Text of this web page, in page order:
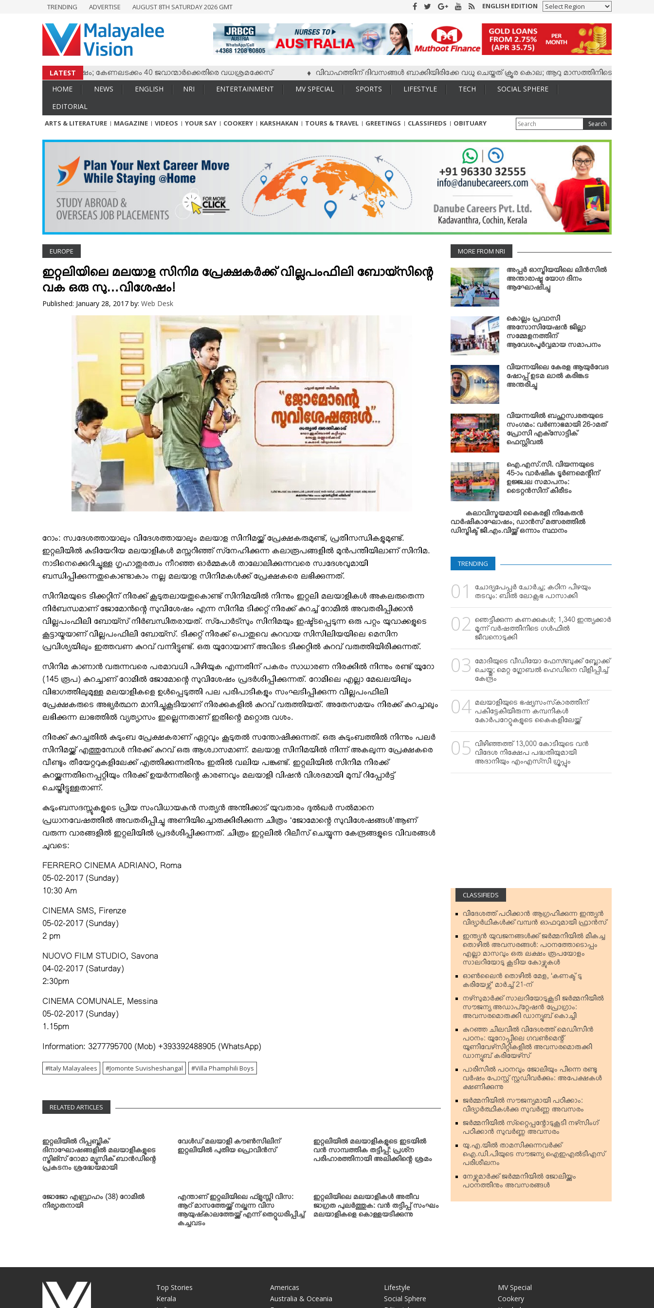
ENTERTAINMENT
TECH & AUTO
ARTS & LITERATURE
TOURS & TRAVEL
TRENDING ADVERTISE AUGUST 8TH SATURDAY 2026 GMT ENGLISH EDITION
LATEST
സംഘര്‍ഷം; കേണലടക്കം 40 ജവാന്മാര്‍ക്കെതിരെ വധശ്രമക്കേസ് വിവാഹത്തിന് ദിവസങ്ങള്‍ ബാക്കിയിരിക്കേ വധു ചെയ്തത് ക്രൂര കൊല; ആറു മാസത്തിനിടെ കാമുകനുമായി
HOME NEWS ENGLISH NRI ENTERTAINMENT MV SPECIAL SPORTS LIFESTYLE TECH
SOCIAL SPHERE
EDITORIAL
ARTS & LITERATURE MAGAZINE VIDEOS YOUR SAY COOKERY KARSHAKAN TOURS & TRAVEL GREETINGS CLASSIFIEDS OBITUARY Search
EUROPE
ഇറ്റലിയിലെ മലയാള സിനിമ പ്രേക്ഷകര്‍ക്ക് വില്ലപംഫിലി ബോയ്‌സിന്റെ
വക ഒരു സു…വിശേഷം!
Published: January 28, 2017 by: Web Desk
റോം: സ്വദേശത്തായാലും വിദേശത്തായാലും മലയാള സിനിമയ്ക്ക് പ്രേക്ഷകരുമുണ്ട്, പ്രതിസന്ധികളുമുണ്ട്.
ഇറ്റലിയില്‍ കുടിയേറിയ മലയാളികള്‍ മസ്സറിഞ്ഞ് സ്‌നേഹിക്കുന്ന കലാരൂപങ്ങളില്‍ മുന്‍പന്തിയിലാണ് സിനിമ.
നാടിനെക്കെുറിച്ചുള്ള ഗൃഹാതുരത്വം നീറഞ്ഞ ഓര്‍മ്മകള്‍ താലോലിക്കുന്നവരെ സ്വദേശവുമായി
ബന്ധിപ്പിക്കുന്നതുകൊണ്ടാകാം നല്ല മലയാള സിനിമകള്‍ക്ക് പ്രേക്ഷകരെ ലഭിക്കുന്നത്.
സിനിമയുടെ ടിക്കറ്റിന് നിരക്ക് കൂടുതലായതുകൊണ്ട് സിനിമയില്‍ നിന്നും ഇറ്റലി മലയാളികള്‍ അകലരുതെന്ന
നിര്‍ബന്ധമാണ് ജോമോന്‍ന്റെ സുവിശേഷം എന്ന സിനിമ ടിക്കറ്റ് നിരക്ക് കുറച്ച് റോമില്‍ അവതരിപ്പിക്കാന്‍
വില്ലപംഫിലി ബോയ്‌സ് നിര്‍ബന്ധിതരായത്. സ്‌പോര്‍ട്‌സും സിനിമയും ഇഷ്ട്ടപ്പെടുന്ന ഒരു പറ്റം യുവാക്കളുടെ
കൂട്ടായ്മയാണ് വില്ലപംഫിലി ബോയ്‌സ്. ടിക്കറ്റ് നിരക്ക് പൊതുവെ കുറവായ സിസിലിയയിലെ മെസിന
പ്രവിശ്യയിലും ഇത്തവണ കുറവ് വന്നിട്ടുണ്ട്. ഒരു യൂറോയാണ് അവിടെ ടിക്കറ്റില്‍ കുറവ് വരുത്തിയിരിക്കുന്നത്.
സിനിമ കാണാന്‍ വരുന്നവരെ പരമാവധി പിഴിയുക എന്നതിന് പകരം സാധാരണ നിരക്കില്‍ നിന്നും രണ്ട് യൂറോ
(145 രൂപ) കുറച്ചാണ് റോമില്‍ ജോമോന്റെ സുവിശേഷം പ്രദര്‍ശിപ്പിക്കുന്നത്. റോമിലെ എല്ലാ മേഖലയിലും
വിഭാഗത്തിലുമുള്ള മലയാളികളെ ഉള്‍പ്പെടുത്തി പല പരിപാടികളും സംഘടിപ്പിക്കുന്ന വില്ലപംഫിലി
പ്രേക്ഷകരുടെ അഭ്യര്‍ത്ഥന മാനിച്ചുകൂടിയാണ് നിരക്കുകളില്‍ കുറവ് വരുത്തിയത്. അതേസമയം നിരക്ക് കുറച്ചാലും
ലഭിക്കുന്ന ലാഭത്തില്‍ വ്യത്യാസം ഇല്ലെന്നതാണ് ഇതിന്റെ മറ്റൊരു വശം.
നിരക്ക് കുറച്ചതില്‍ കുടുംബ പ്രേക്ഷകരാണ് ഏറ്റവും കൂടുതല്‍ സന്തോഷിക്കുന്നത്. ഒരു കുടുംബത്തില്‍ നിന്നും പലര്‍
സിനിമയ്ക്ക് എത്തുമ്പോള്‍ നിരക്ക് കുറവ് ഒരു ആശ്വാസമാണ്. മലയാള സിനിമയില്‍ നിന്ന് അകലുന്ന പ്രേക്ഷകരെ
വീണ്ടും തീയേറ്ററുകളിലേക്ക് എത്തിക്കുന്നതിനും ഇതില്‍ വലിയ പങ്കുണ്ട്. ഇറ്റലിയില്‍ സിനിമ നിരക്ക്
കുറയ്ക്കുന്നതിനെപ്പറ്റിയും നിരക്ക് ഉയര്‍ന്നതിന്റെ കാരണവും മലയാളി വിഷന്‍ വിശദമായി മുമ്പ് റിപ്പോര്‍ട്ട്
ചെയ്തിട്ടുള്ളതാണ്.
കുടുംബസദസ്സുകളുടെ പ്രിയ സംവിധായകന്‍ സത്യന്‍ അന്തിക്കാട് യുവതാരം ദുല്‍ഖര്‍ സല്‍മാനെ
പ്രധാനവേഷത്തില്‍ അവതരിപ്പിച്ചു അണിയിച്ചൊരുക്കിരിക്കുന്ന ചിത്രം ‘ജോമോന്റെ സുവിശേഷങ്ങള്‍’ആണ്
വരുന്ന വാരങ്ങളില്‍ ഇറ്റലിയില്‍ പ്രദര്‍ശിപ്പിക്കുന്നത്. ചിത്രം ഇറ്റലില്‍ റിലീസ് ചെയ്യുന്ന കേന്ദ്രങ്ങളുടെ വിവരങ്ങള്‍
ചുവടെ:
FERRERO CINEMA ADRIANO, Roma
05-02-2017 (Sunday)
10:30 Am
CINEMA SMS, Firenze
05-02-2017 (Sunday)
2 pm
NUOVO FILM STUDIO, Savona
04-02-2017 (Saturday)
2:30pm
CINEMA COMUNALE, Messina
05-02-2017 (Sunday)
1.15pm
Information: 3277795700 (Mob) +393392488905 (WhatsApp)
Italy Malayalees Jomonte Suvisheshangal Villa Phamphili Boys
RELATED ARTICLES
ഇറ്റലിയില്‍ റിപ്പബ്ലിക്
ദിനാഘോഷങ്ങളില്‍ മലയാളികളുടെ
സ്ട്രിങ്‌സ് റോമാ മ്യൂസിക് ബാന്‍ഡിന്റെ
പ്രകടനം ശ്രദ്ധേയമായി
വേള്‍ഡ് മലയാളി കൗണ്‍സിലിന്
ഇറ്റലിയില്‍ പുതിയ പ്രൊവിന്‍സ്
ഇറ്റലിയില്‍ മലയാളികളുടെ ഇടയില്‍
വന്‍ സാമ്പത്തിക തട്ടിപ്പ്: പ്രശ്‌ന
പരിഹാരത്തിനായി അലിക്കിന്റെ ശ്രമം
ജോജോ എബ്രാഹം (38) റോമില്‍
നിര്യാതനായി
എന്താണ് ഇറ്റലിയിലെ ഫ്‌ളുസ്സി വിസ:
ആറ് മാസത്തേയ്ക്ക് നല്കുന്ന വിസ
ആയുഷ്‌കാലത്തേയ്ക്ക് എന്ന് തെറ്റുധരിപ്പിച്ച്
കച്ചവടം
ഇറ്റലിയിലെ മലയാളികള്‍ അതീവ
ജാഗ്രത പുലര്‍ത്തുക: വന്‍ തട്ടിപ്പ് സംഘം
മലയാളികളെ കൊള്ളയടിക്കുന്നു
MORE FROM NRI
അപ്പര്‍ ഓസ്ട്രിയയിലെ ലിന്‍സില്‍
അന്താരാഷ്ട്ര യോഗ ദിനം
ആഘോഷിച്ചു
കൊല്ലം പ്രവാസി
അസോസിയേഷന്‍ ജില്ലാ
സമ്മേളനത്തിന്
ആവേശപൂര്‍വ്വമായ സമാപനം
വിയന്നയിലെ കേരള ആയുര്‍വേദ
ഷോപ്പ് ഉടമ ലാല്‍ കരിങ്കട
അന്തരിച്ചു
വിയന്നയില്‍ ബഹുസ്വരതയുടെ
സംഗമം: വര്‍ണാഭമായി 26-ാമത്
പ്രോസി എക്‌സോട്ടിക്
ഫെസ്റ്റിവല്‍
ഐ.എസ്.സി. വിയന്നയുടെ
45-ാം വാര്‍ഷിക ടൂര്‍ണമെന്റിന്
ഉജ്ജ്വല സമാപനം:
ടൈറ്റന്‍സിന് കിരീടം
കലാവിസ്മയമായി കൈരളി നികേതന്‍
വാര്‍ഷികാഘോഷം; ഡാന്‍സ് മത്സരത്തില്‍
ഡിസ്ട്രിക്ട് ജി.എം.വിയ്ക്ക് ഒന്നാം സ്ഥാനം
TRENDING
ചോദ്യപേപ്പര്‍ ചോര്‍ച്ച; കഠിന പിഴയും
തടവും: ബില്‍ ലോക്സഭ പാസാക്കി
ഞെട്ടിക്കുന്ന കണക്കുകള്‍; 1,340 ഇന്ത്യക്കാര്‍
മൂന്ന് വര്‍ഷത്തിനിടെ ഗള്‍ഫില്‍
ജീവനൊടുക്കി
മോദിയുടെ വീഡിയോ ഫേസ്ബുക്ക് ബ്ലോക്ക്
ചെയ്തു; മെറ്റ ഗ്ലോബല്‍ ഹെഡിനെ വിളിപ്പിച്ച്
കേന്ദ്രം
മലയാളിയുടെ ഭഷ്യസംസ്‌കാരത്തിന്
പകിട്ടേകിയിരുന്ന കമ്പനികള്‍
കോര്‍പറേറ്റുകളുടെ കൈകളിലേയ്ക്ക്
വിഴിഞ്ഞത്ത് 13,000 കോടിയുടെ വന്‍
വിദേശ നിക്ഷേപ പദ്ധതിയുമായി
അദാനിയും എംഎസ്‌സി ഗ്രൂപ്പും
CLASSIFIEDS
വിദേശത്ത് പഠിക്കാന്‍ ആഗ്രഹിക്കുന്ന ഇന്ത്യന്‍
വിദ്യാര്‍ഥികള്‍ക്ക് വമ്പന്‍ ഓഫറുമായി ഫ്രാന്‍സ്
ഇന്ത്യന്‍ യുവജനങ്ങള്‍ക്ക് ജര്‍മ്മനിയില്‍ മികച്ച
തൊഴില്‍ അവസരങ്ങള്‍: പഠനത്തോടൊപ്പം
എല്ലാ മാസവും ഒരു ലക്ഷം രൂപയോളം
സാലറിയോടു കൂടിയ കോഴ്സുകള്‍
ഓണ്‍ലൈന്‍ തൊഴില്‍ മേള, ‘കണക്ട് ടു
കരിയേഴ്സ്’ മാര്‍ച്ച് 21-ന്
നഴ്‌സുമാര്‍ക്ക് സാലറിയോടുകൂടി ജര്‍മ്മനിയില്‍
സൗജന്യ അഡാപ്റ്റേഷന്‍ പ്രോഗ്രാം:
അവസരമൊരുക്കി ഡാന്യൂബ് കൊച്ചി
കുറഞ്ഞ ചിലവില്‍ വിദേശത്ത് മെഡിസിന്‍
പഠനം: യൂറോപ്പിലെ ഗവണ്‍മെന്റ്
യൂണിവേഴ്‌സിറ്റികളില്‍ അവസരമൊരുക്കി
ഡാന്യൂബ് കരിയേഴ്‌സ്
പാരിസില്‍ പഠനവും ജോലിയും പിന്നെ രണ്ടു
വര്‍ഷം പോസ്റ്റ് സ്റ്റഡിവര്‍ക്കും: അപേക്ഷകള്‍
ക്ഷണിക്കുന്നു
ജര്‍മ്മനിയില്‍ സൗജന്യമായി പഠിക്കാം:
വിദ്യാര്‍ത്ഥികള്‍ക്കു സുവര്‍ണ്ണ അവസരം
ജര്‍മ്മനിയില്‍ സ്‌റ്റൈപ്പന്റോടുകൂടി നഴ്‌സിംഗ്
പഠിക്കാന്‍ സുവര്‍ണ്ണ അവസരം
യു.എ.യില്‍ താമസിക്കുന്നവര്‍ക്ക്
ഐ.ഡി.പിയുടെ സൗജന്യ ഐഇഎല്‍ടിഎസ്
പരിശീലനം
നേഴ്സുമാര്‍ക്ക് ജര്‍മ്മനിയില്‍ ജോലിയ്ക്കും
പഠനത്തിനും അവസരങ്ങള്‍
Top Stories
Kerala
Americas
Australia & Oceania
Lifestyle
Social Sphere
MV Special
Cookery